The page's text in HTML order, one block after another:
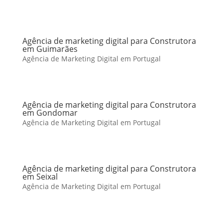
Agência de marketing digital para Construtora
em Guimarães
Agência de Marketing Digital em Portugal
Agência de marketing digital para Construtora
em Gondomar
Agência de Marketing Digital em Portugal
Agência de marketing digital para Construtora
em Seixal
Agência de Marketing Digital em Portugal